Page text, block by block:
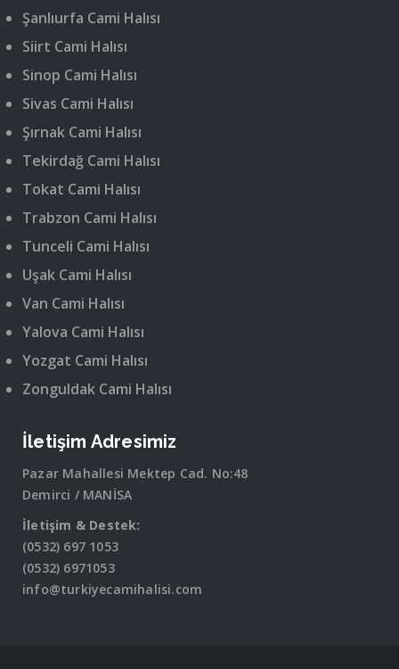
Şanlıurfa Cami Halısı
Siirt Cami Halısı
Sinop Cami Halısı
Sivas Cami Halısı
Şırnak Cami Halısı
Tekirdağ Cami Halısı
Tokat Cami Halısı
Trabzon Cami Halısı
Tunceli Cami Halısı
Uşak Cami Halısı
Van Cami Halısı
Yalova Cami Halısı
Yozgat Cami Halısı
Zonguldak Cami Halısı
İletişim Adresimiz
Pazar Mahallesi Mektep Cad. No:48
Demirci / MANİSA
İletişim & Destek:
(0532) 697 1053
(0532) 6971053
info@turkiyecamihalisi.com